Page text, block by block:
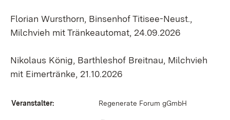
Florian Wursthorn, Binsenhof Titisee-Neust.,
Milchvieh mit Tränkeautomat, 24.09.2026
Nikolaus König, Barthleshof Breitnau, Milchvieh
mit Eimertränke, 21.10.2026
Veranstalter: Regenerate Forum gGmbH